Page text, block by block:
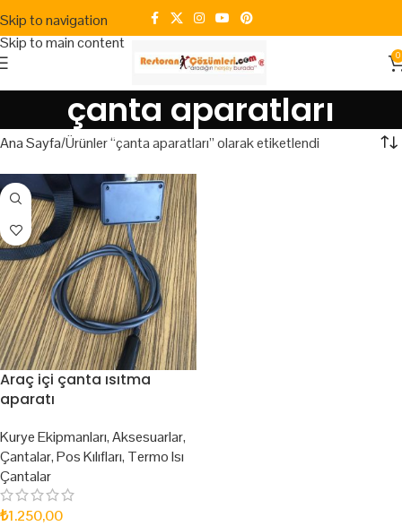
Skip to navigation
Skip to main content
0
çanta aparatları
Ana Sayfa Ürünler “çanta aparatları” olarak etiketlendi
Araç içi çanta ısıtma
aparatı
Kurye Ekipmanları,Aksesuarlar,
Çantalar,Pos Kılıfları, Termo Isı
Çantalar
₺1.250,00